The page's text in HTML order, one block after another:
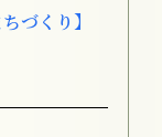
づくり】